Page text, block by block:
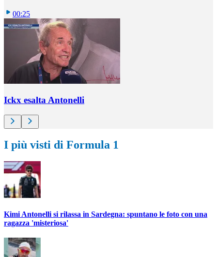
00:25
Ickx esalta Antonelli
I più visti di Formula 1
Kimi Antonelli si rilassa in Sardegna: spuntano le foto con una
ragazza 'misteriosa'